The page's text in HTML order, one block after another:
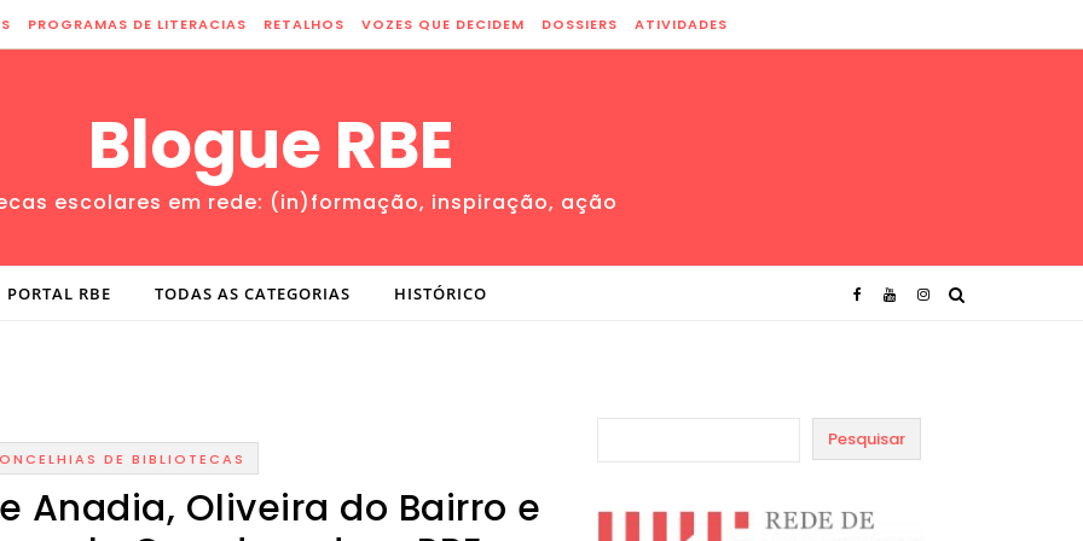
PROGRAMAS DE LITERACIAS RETALHOS VOZES QUE DECIDEM DOSSIERS ATIVIDADES
Blogue RBE
escolares em rede: (in)formação, inspiração, ação
PORTAL RBE TODAS AS CATEGORIAS HISTÓRICO
DE BIBLIOTECAS
Anadia, Oliveira do Bairro e
Pesquisar